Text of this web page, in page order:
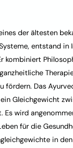
der ältesten
entstand in
kombiniert
fördern. Das
Gleichgewicht
Es wird
für die
in den